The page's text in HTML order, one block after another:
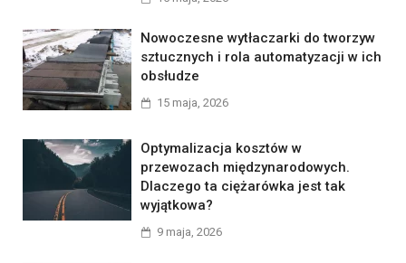
Nowoczesne wytłaczarki do tworzyw
sztucznych i rola automatyzacji w ich
obsłudze
15 maja, 2026
Optymalizacja kosztów w
przewozach międzynarodowych.
Dlaczego ta ciężarówka jest tak
wyjątkowa?
9 maja, 2026